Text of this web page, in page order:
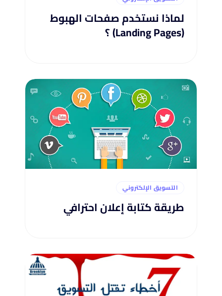
لماذا نستخدم صفحات الهبوط
(Landing Pages) ؟
التسويق الإلكتروني
طريقة كتابة إعلان احترافي